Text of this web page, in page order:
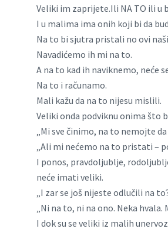
Veliki im zaprijete.Ili NA TO ili u
I u malima ima onih koji bi da
Na to bi sjutra pristali no ovi
Navadićemo ih mi na to.
A na to kad ih naviknemo, neće
Na to i računamo.
Mali kažu da na to nijesu mislili.
Veliki onda podviknu onima što
„Mi sve činimo, na to nemojte
„Ali mi nećemo na to pristati –
I ponos, pravdoljublje,
neće imati veliki.
„I zar se još nijeste odlučili na
„Ni na to, ni na ono. Neka
I dok su se veliki iz malih